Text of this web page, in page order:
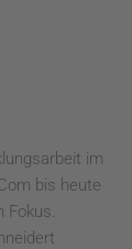
im
bis heute
Fokus.